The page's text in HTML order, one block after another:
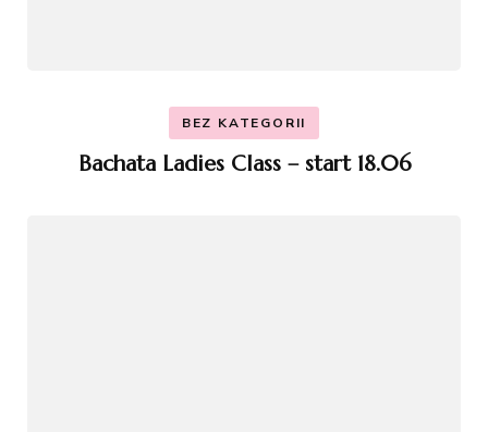
BEZ KATEGORII
Bachata Ladies Class – start 18.06